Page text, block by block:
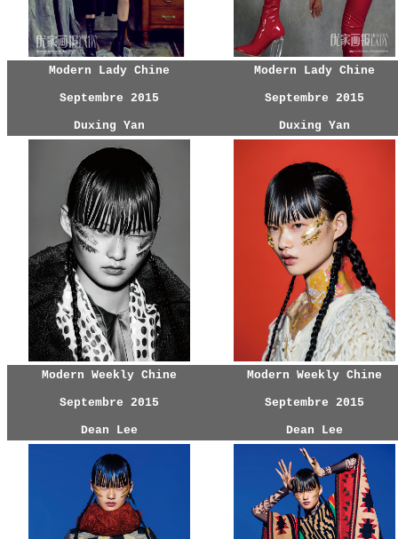
Modern Lady Chine
Septembre 2015
Duxing Yan
Modern Lady Chine
Septembre 2015
Duxing Yan
Modern Weekly Chine
Septembre 2015
Dean Lee
Modern Weekly Chine
Septembre 2015
Dean Lee